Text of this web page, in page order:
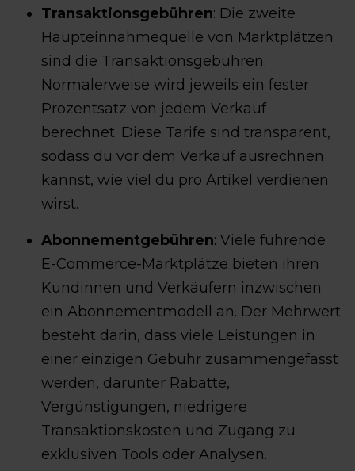
Transaktionsgebühren: Die zweite
Haupteinnahmequelle von Marktplätzen
sind die Transaktionsgebühren.
Normalerweise wird jeweils ein fester
Prozentsatz von jedem Verkauf
berechnet. Diese Tarife sind transparent,
sodass du vor dem Verkauf ausrechnen
kannst, wie viel du pro Artikel verdienen
wirst.
Abonnementgebühren: Viele führende
E-Commerce-Marktplätze bieten ihren
Kundinnen und Verkäufern inzwischen
ein Abonnementmodell an. Der Mehrwert
besteht darin, dass viele Leistungen in
einer einzigen Gebühr zusammengefasst
werden, darunter Rabatte,
Vergünstigungen, niedrigere
Transaktionskosten und Zugang zu
exklusiven Tools oder Analysen.